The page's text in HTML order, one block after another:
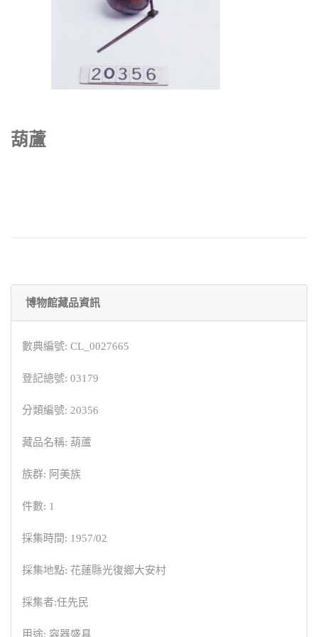
葫蘆
博物館藏品資訊
數典編號: CL_0027665
登記總號: 03179
分類編號: 20356
藏品名稱: 葫蘆
族群: 阿美族
件數: 1
採集時間: 1957/02
採集地點: 花蓮縣光復鄉大安村
採集者:任先民
用途: 容器盛具